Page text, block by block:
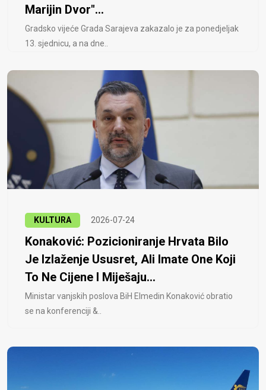
Marijin Dvor"...
Gradsko vijeće Grada Sarajeva zakazalo je za ponedjeljak
13. sjednicu, a na dne..
KULTURA 2026-07-24
Konaković: Pozicioniranje Hrvata Bilo
Je Izlaženje Ususret, Ali Imate One Koji
To Ne Cijene I Miješaju...
Ministar vanjskih poslova BiH Elmedin Konaković obratio
se na konferenciji &..